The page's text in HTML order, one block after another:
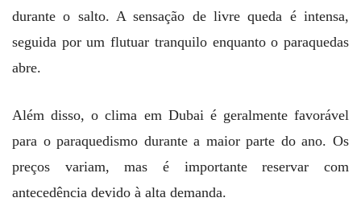
durante o salto. A sensação de livre queda é intensa,
seguida por um flutuar tranquilo enquanto o paraquedas
abre.
Além disso, o clima em Dubai é geralmente favorável
para o paraquedismo durante a maior parte do ano. Os
preços variam, mas é importante reservar com
antecedência devido à alta demanda.